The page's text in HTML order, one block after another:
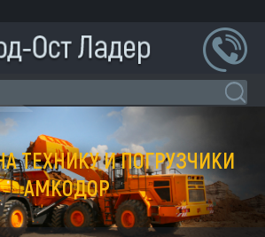
ТЕХНИКУ И ПОГРУЗЧИКИ
АМКОДОР